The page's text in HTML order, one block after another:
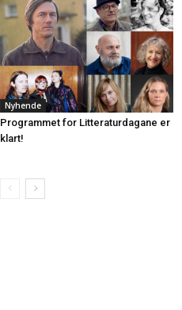
Nyhende
Programmet for Litteraturdagane er
klart!